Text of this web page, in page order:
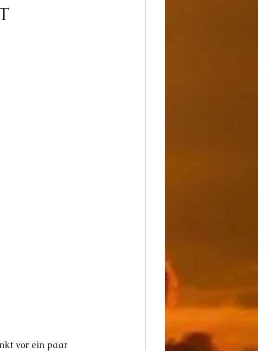
vor ein paar